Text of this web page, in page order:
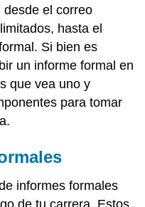
desde el correo
hasta el
Si bien es
un informe formal en
que vea uno y
para tomar
informes formales
de tu carrera. Estos